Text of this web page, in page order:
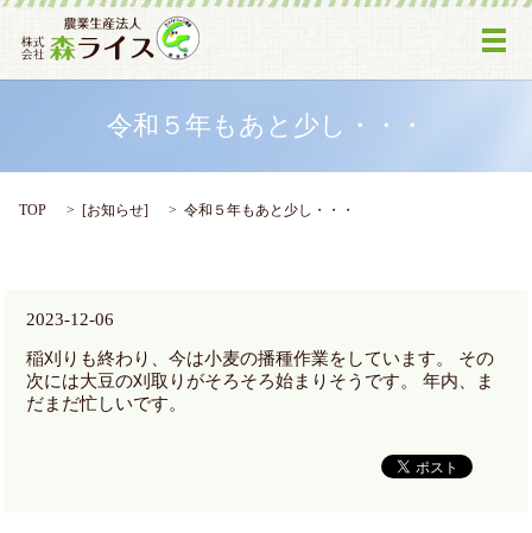
メ
令和５年もあと少し・・・
TOP [お知らせ] 令和５年もあと少し・・・
2023-12-06
稲刈りも終わり、今は小麦の播種作業をしています。 その
次には大豆の刈取りがそろそろ始まりそうです。 年内、ま
だまだ忙しいです。